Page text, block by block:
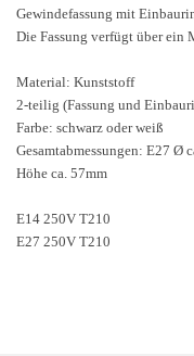
Gewindefassung mit
Die Fassung verfügt über ein
Material: Kunststoff
2-teilig (Fassung und
Farbe: schwarz oder weiß
Gesamtabmessungen: E27 Ø
Höhe ca. 57mm
E14 250V T210
E27 250V T210